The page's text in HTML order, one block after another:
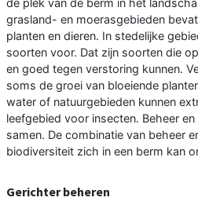
de plek van de berm in het
grasland- en moerasgebieden
planten en dieren. In stedelijke
soorten voor. Dat zijn soorten die
en goed tegen verstoring kunnen.
soms de groei van bloeiende
water of natuurgebieden kunnen
leefgebied voor insecten. Beheer
samen. De combinatie van beheer
biodiversiteit zich in een berm kan
Gerichter beheren